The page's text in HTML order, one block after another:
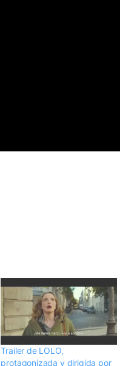
Trailer de LOLO,
protagonizada y dirigida por